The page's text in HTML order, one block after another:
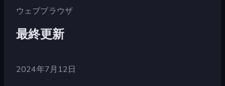
ウェブブラウザ
最終更新
2024年7月12日